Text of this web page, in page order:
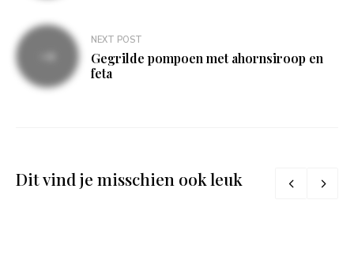
NEXT POST
Gegrilde pompoen met ahornsiroop en
feta
Dit vind je misschien ook leuk